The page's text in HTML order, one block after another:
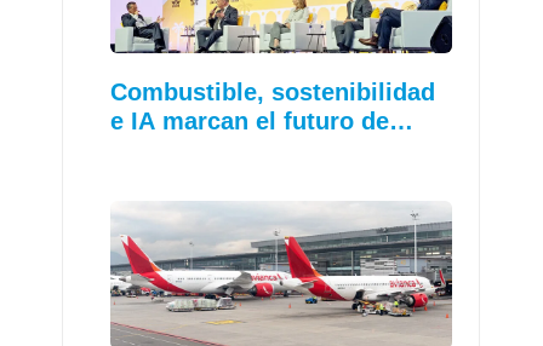
Combustible, sostenibilidad
e IA marcan el futuro de…